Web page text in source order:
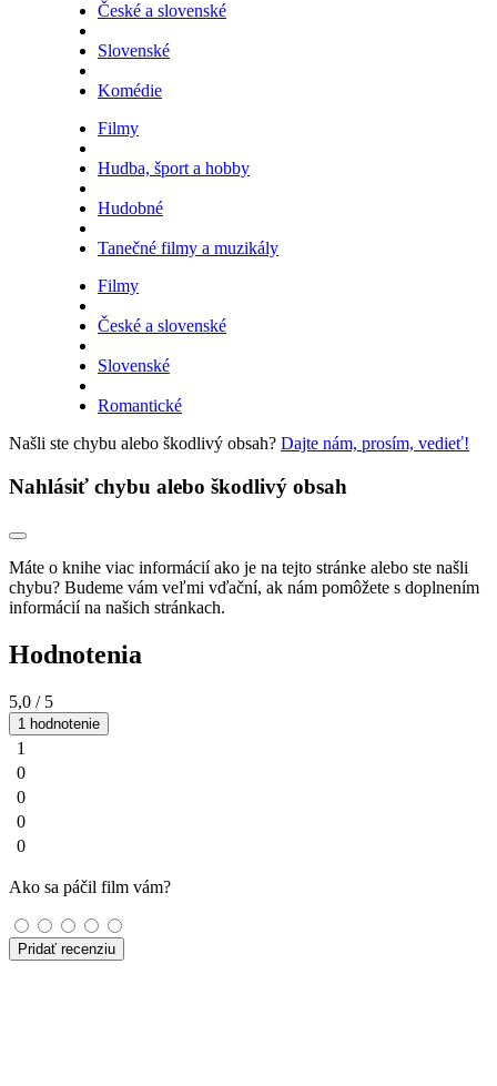
České a slovenské
Slovenské
Komédie
Filmy
Hudba, šport a hobby
Hudobné
Tanečné filmy a muzikály
Filmy
České a slovenské
Slovenské
Romantické
Našli ste chybu alebo škodlivý obsah? Dajte nám, prosím, vedieť!
Nahlásiť chybu alebo škodlivý obsah
Máte o knihe viac informácií ako je na tejto stránke alebo ste našli
chybu? Budeme vám veľmi vďační, ak nám pomôžete s doplnením
informácií na našich stránkach.
Hodnotenia
5,0 / 5
1 hodnotenie
1
0
0
0
0
Ako sa páčil film vám?
Pridať recenziu